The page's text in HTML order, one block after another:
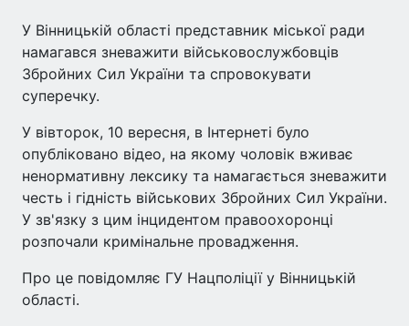
У Вінницькій області представник міської ради
намагався зневажити військовослужбовців
Збройних Сил України та спровокувати
суперечку.
У вівторок, 10 вересня, в Інтернеті було
опубліковано відео, на якому чоловік вживає
ненормативну лексику та намагається зневажити
честь і гідність військових Збройних Сил України.
У зв'язку з цим інцидентом правоохоронці
розпочали кримінальне провадження.
Про це повідомляє ГУ Нацполіції у Вінницькій
області.